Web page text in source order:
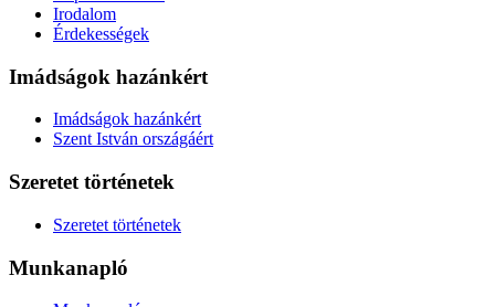
Irodalom
Érdekességek
Imádságok hazánkért
Imádságok hazánkért
Szent István országáért
Szeretet történetek
Szeretet történetek
Munkanapló